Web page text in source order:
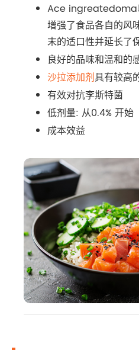
Ace ingreatedoma
增强了食品各自的风
末的适口性并延长了
良好的品味和温和的
沙拉添加剂具有较高
有效对抗李斯特菌
低剂量: 从0.4% 开始
成本效益